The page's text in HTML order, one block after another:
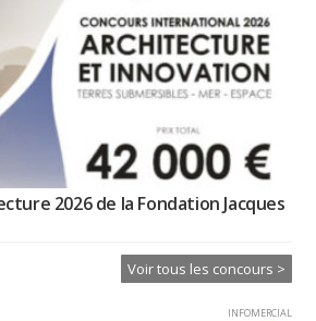
2026 de la Fondation Jacques
Voir tous les concours >
INFOMERCIAL